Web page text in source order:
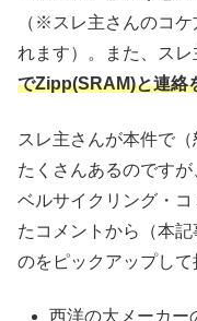
（※スレ主さんのコ
れます）。また、スレ
でZipp(SRAM)と連絡
スレ主さんが本件で
たくさんあるのです
ベルサイクリング・
たコメントから（本
のをピックアップして
西洋の大メーカー